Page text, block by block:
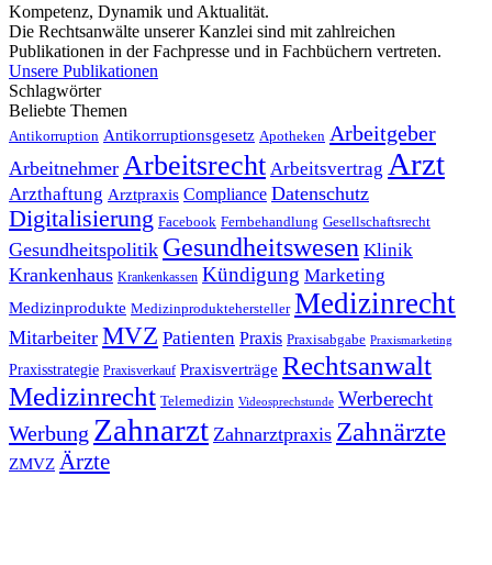
Kompetenz, Dynamik und Aktualität.
Die Rechtsanwälte unserer Kanzlei sind mit zahlreichen
Publikationen in der Fachpresse und in Fachbüchern vertreten.
Unsere Publikationen
Schlagwörter
Beliebte Themen
Antikorruption Antikorruptionsgesetz Apotheken Arbeitgeber
Arbeitnehmer Arbeitsrecht Arbeitsvertrag Arzt
Arzthaftung Arztpraxis Compliance Datenschutz
Digitalisierung Facebook Fernbehandlung Gesellschaftsrecht
Gesundheitspolitik Gesundheitswesen Klinik
Krankenhaus Krankenkassen Kündigung Marketing
Medizinprodukte Medizinproduktehersteller Medizinrecht
Mitarbeiter MVZ Patienten Praxis Praxisabgabe Praxismarketing
Praxisstrategie Praxisverkauf Praxisverträge Rechtsanwalt
Medizinrecht Telemedizin Videosprechstunde Werberecht
Werbung Zahnarzt Zahnarztpraxis Zahnärzte
ZMVZ Ärzte